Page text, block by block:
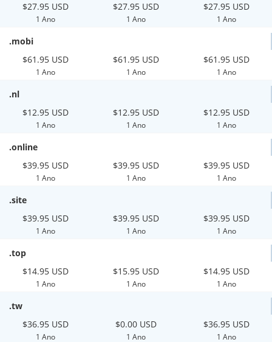
$27.95 USD
1 Ano
$27.95 USD
1 Ano
$27.95 USD
1 Ano
.mobi
$61.95 USD
1 Ano
$61.95 USD
1 Ano
$61.95 USD
1 Ano
.nl
$12.95 USD
1 Ano
$12.95 USD
1 Ano
$12.95 USD
1 Ano
.online
$39.95 USD
1 Ano
$39.95 USD
1 Ano
$39.95 USD
1 Ano
.site
$39.95 USD
1 Ano
$39.95 USD
1 Ano
$39.95 USD
1 Ano
.top
$14.95 USD
1 Ano
$15.95 USD
1 Ano
$14.95 USD
1 Ano
.tw
$36.95 USD
1 Ano
$0.00 USD
1 Ano
$36.95 USD
1 Ano